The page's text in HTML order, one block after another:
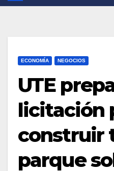
ECONOMÍA NEGOCIOS
UTE
licitación
construir
parque